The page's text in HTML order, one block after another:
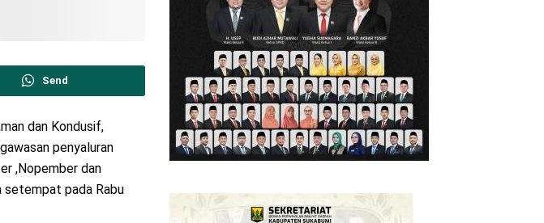
Send
dan Kondusif,
penyaluran
,Nopember dan
setempat pada Rabu